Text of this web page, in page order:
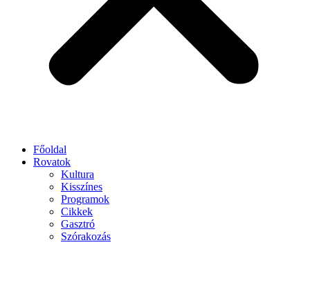
Főoldal
Rovatok
Kultura
Kisszínes
Programok
Cikkek
Gasztró
Szórakozás